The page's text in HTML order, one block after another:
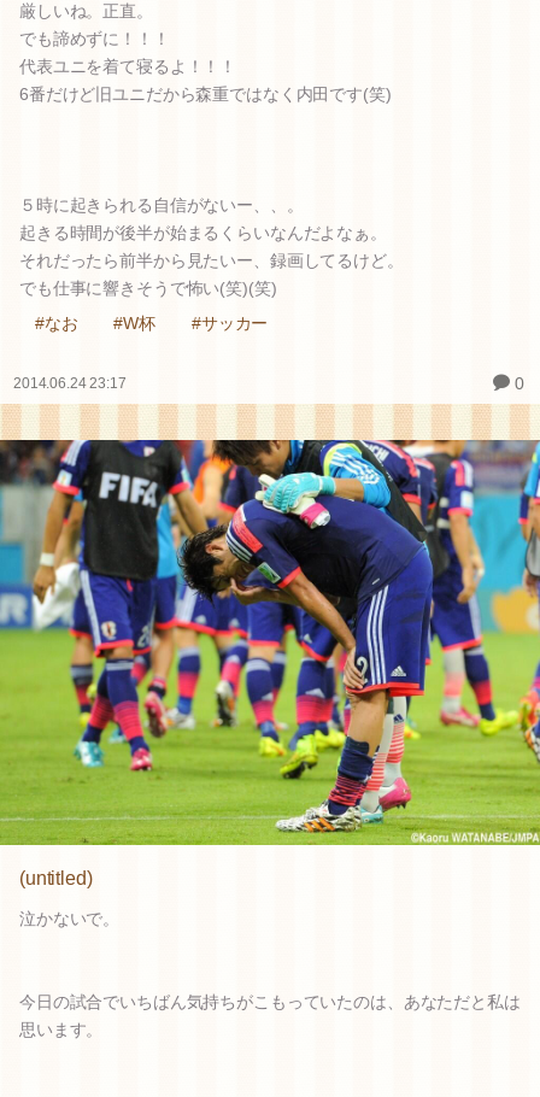
厳しいね。正直。
でも諦めずに！！！
代表ユニを着て寝るよ！！！
6番だけど旧ユニだから森重ではなく内田です(笑)
５時に起きられる自信がないー、、。
起きる時間が後半が始まるくらいなんだよなぁ。
それだったら前半から見たいー、録画してるけど。
でも仕事に響きそうで怖い(笑)(笑)
#なお
#W杯 #サッカー
2014.06.24 23:17 0
(untitled)
泣かないで。
今日の試合でいちばん気持ちがこもっていたのは、あなただと私は
思います。